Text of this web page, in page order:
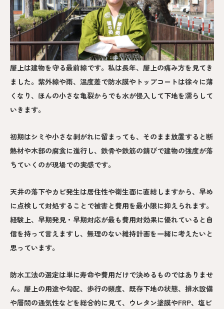
屋上は建物を守る最前線です。私は長年、屋上の痛み方を見てき
ました。紫外線や雨、温度差で防水膜やトップコートは徐々に薄
くなり、ほんの小さな亀裂からでも水が侵入して下地を濡らして
いきます。
初期はシミや小さな剥がれに留まっても、そのまま放置すると断
熱材や木部の腐食に進行し、鉄骨や鉄筋の錆びで建物の強度が落
ちていくのが現場での実感です。
天井の落下やカビ発生は居住性や衛生面に直結しますから、早め
に点検して対処することで被害と費用を最小限に抑えられます。
経験上、早期発見・早期対応が最も費用対効果に優れていると自
信を持って言えますし、無理のない維持計画を一緒に考えたいと
思っています。
防水工法の選定は単に寿命や費用だけで決めるものではありませ
ん。屋上の用途や勾配、歩行の頻度、既存下地の状態、排水設備
や層間の通気性などを総合的に見て、ウレタン塗膜やFRP、塩ビ